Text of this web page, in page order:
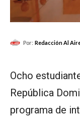
Por: Redacción Al
Ocho
República
programa de